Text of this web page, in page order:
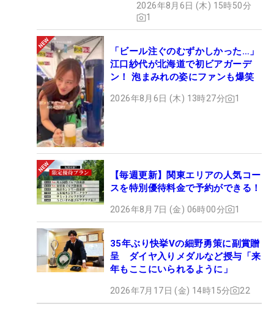
2026年8月6日 (木) 15時50分
1
「ビール注ぐのむずかしかった…」
江口紗代が北海道で初ビアガーデ
ン！ 泡まみれの姿にファンも爆笑
2026年8月6日 (木) 13時27分 1
【毎週更新】関東エリアの人気コー
スを特別優待料金で予約ができる！
2026年8月7日 (金) 06時00分 1
35年ぶり快挙Vの細野勇策に副賞贈
呈 ダイヤ入りメダルなど授与「来
年もここにいられるように」
2026年7月17日 (金) 14時15分 22